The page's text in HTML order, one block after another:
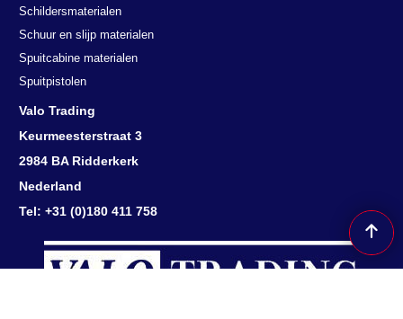
Schildersmaterialen
Schuur en slijp materialen
Spuitcabine materialen
Spuitpistolen
Valo Trading
Keurmeesterstraat 3
2984 BA Ridderkerk
Nederland
Tel: +31 (0)180 411 758